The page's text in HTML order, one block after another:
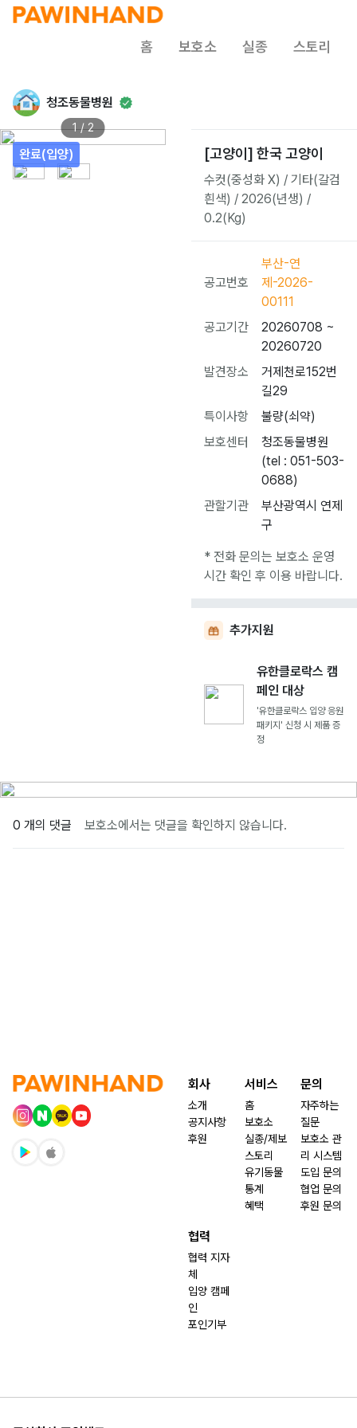
홈 보호소 실종 스토리
청조동물병원
완료(입양)
1 / 2
[고양이] 한국 고양이
수컷(중성화 X) / 기타(갈검
흰색) / 2026(년생) /
0.2(Kg)
공고번호
부산-연
제-2026-
00111
공고기간
20260708 ~
20260720
발견장소
거제천로152번
길29
특이사항
불량(쇠약)
보호센터
청조동물병원
(tel : 051-503-
0688)
관할기관
부산광역시 연제
구
* 전화 문의는 보호소 운영
시간 확인 후 이용 바랍니다.
추가지원
유한클로락스 캠
페인 대상
'유한클로락스 입양 응원
패키지' 신청 시 제품 증
정
0 개의 댓글 보호소에서는 댓글을 확인하지 않습니다.
회사
소개
공지사항
후원
서비스
홈
보호소
실종/제보
스토리
유기동물
통계
혜택
문의
자주하는
질문
보호소 관
리 시스템
도입 문의
협업 문의
후원 문의
협력
협력 지자
체
입양 캠페
인
포인기부